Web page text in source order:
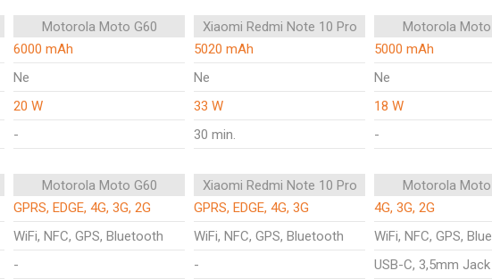
Motorola Moto G60 Xiaomi Redmi Note 10 Pro
Motorola Moto
6000 mAh 5020 mAh
5000 mAh
Ne Ne
Ne
20 W 33 W
18 W
- 30 min. -
Motorola Moto G60 Xiaomi Redmi Note 10 Pro
Motorola Moto
GPRS, EDGE, 4G, 3G, 2G GPRS, EDGE, 4G, 3G
4G, 3G, 2G
WiFi, NFC, GPS, Bluetooth WiFi, NFC, GPS, Bluetooth
WiFi, NFC, GPS,
- -
USB-C, 3,5mm Jack